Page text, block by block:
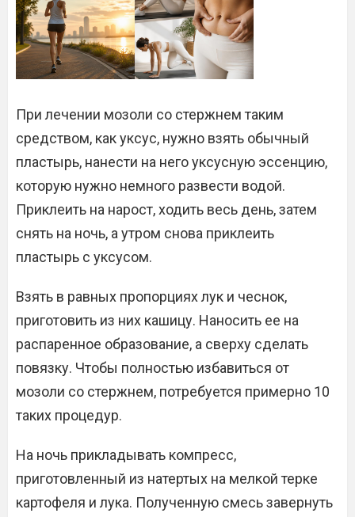
При лечении мозоли со стержнем таким
средством, как уксус, нужно взять обычный
пластырь, нанести на него уксусную эссенцию,
которую нужно немного развести водой.
Приклеить на нарост, ходить весь день, затем
снять на ночь, а утром снова приклеить
пластырь с уксусом.
Взять в равных пропорциях лук и чеснок,
приготовить из них кашицу. Наносить ее на
распаренное образование, а сверху сделать
повязку. Чтобы полностью избавиться от
мозоли со стержнем, потребуется примерно 10
таких процедур.
На ночь прикладывать компресс,
приготовленный из натертых на мелкой терке
картофеля и лука. Полученную смесь завернуть